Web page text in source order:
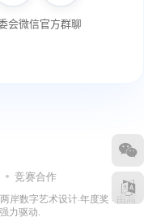
竞赛合作
两岸数字艺术设计·年度奖 · 由高
强力驱动.